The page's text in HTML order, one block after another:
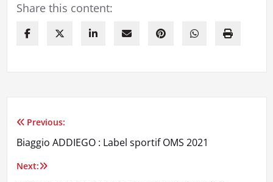
Share this content:
Navigation
de
Previous:
Biaggio ADDIEGO : Label sportif OMS 2021
Next: